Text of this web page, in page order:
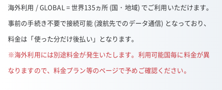
海外利用 / GLOBAL = 世界135ヵ所 (国・地域) でご利用いただけます。
事前の手続き不要で接続可能 (渡航先でのデータ通信) となっており、
料金は「使った分だけ後払い」となります。
※海外利用には別途料金が発生いたします。利用可能国毎に料金が異
なりますので、料金プラン等のページで予めご確認ください。